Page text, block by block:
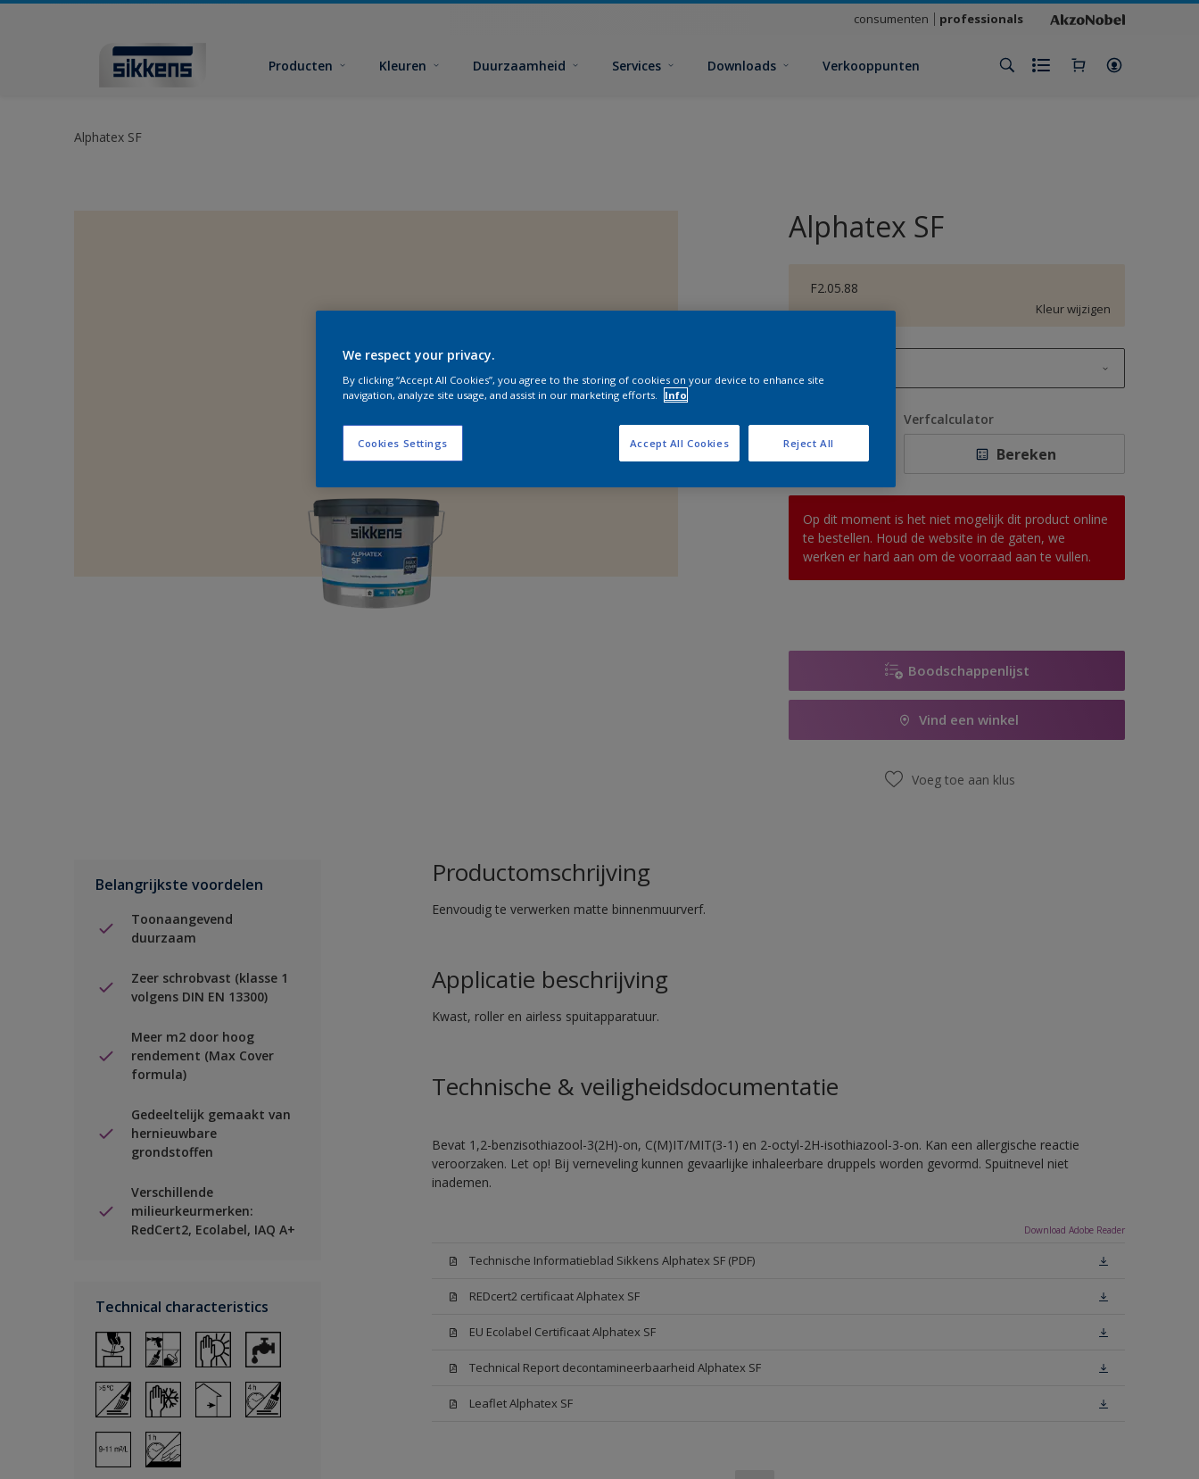
consumenten professionals
Producten Kleuren Duurzaamheid Services Downloads Verkooppunten
Alphatex SF
Alphatex SF
F2.05.88
Kleur wijzigen
2,5 L
10 L
Verfcalculator
Bereken
Op dit moment is het niet mogelijk dit product online
te bestellen. Houd de website in de gaten, we
werken er hard aan om de voorraad aan te vullen.
Boodschappenlijst
Vind een winkel
Voeg toe aan klus
Belangrijkste voordelen
Toonaangevend
duurzaam
Zeer schrobvast (klasse 1
volgens DIN EN 13300)
Meer m2 door hoog
rendement (Max Cover
formula)
Gedeeltelijk gemaakt van
hernieuwbare
grondstoffen
Verschillende
milieurkeurmerken:
RedCert2, Ecolabel, IAQ A+
Technical characteristics
Productomschrijving
Eenvoudig te verwerken matte binnenmuurverf.
Applicatie beschrijving
Kwast, roller en airless spuitapparatuur.
Technische & veiligheidsdocumentatie
Bevat 1,2-benzisothiazool-3(2H)-on, C(M)IT/MIT(3-1) en 2-octyl-2H-isothiazool-3-on. Kan een allergische reactie
veroorzaken. Let op! Bij verneveling kunnen gevaarlijke inhaleerbare druppels worden gevormd. Spuitnevel niet
inademen.
Download Adobe Reader
Technische Informatieblad Sikkens Alphatex SF (PDF)
REDcert2 certificaat Alphatex SF
EU Ecolabel Certificaat Alphatex SF
Technical Report decontamineerbaarheid Alphatex SF
Leaflet Alphatex SF
We respect your privacy.
By clicking “Accept All Cookies”, you agree to the storing of cookies on your device to enhance site
navigation, analyze site usage, and assist in our marketing efforts.
Info
Cookies Settings Reject All
Accept All Cookies